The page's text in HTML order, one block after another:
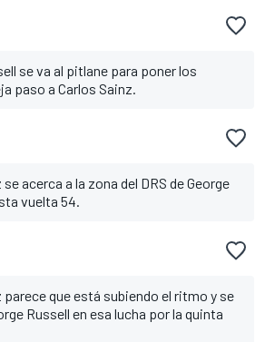
se va al pitlane para poner los
paso a Carlos Sainz.
acerca a la zona del DRS de George
vuelta 54.
parece que está subiendo el ritmo y se
Russell en esa lucha por la quinta